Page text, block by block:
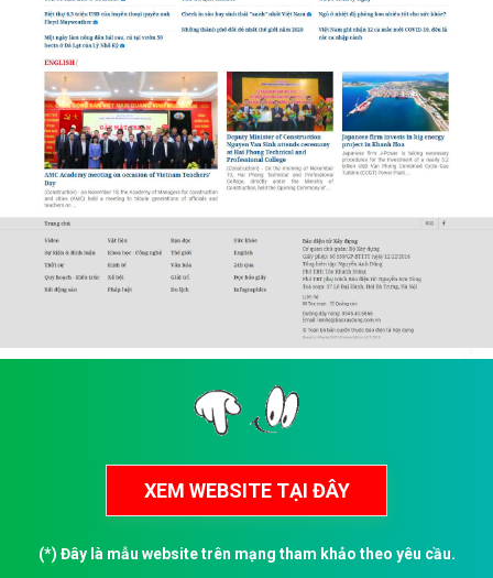
(*) Đây là mẫu website trên mạng tham khảo theo yêu cầu.